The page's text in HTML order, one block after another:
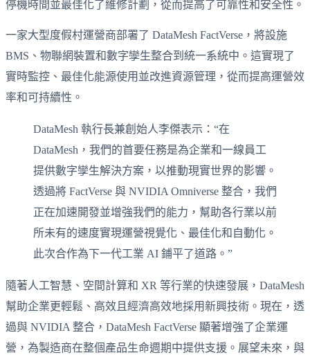
停機時間並最佳化了維修計劃，從而提高了可靠性和安全性。
一家大型度假村運營商部署了 DataMesh FactVerse，將設施
BMS、物聯網裝置和數字孿生整合到統一系統中。這實現了
實時監控、最佳化能源使用並改進資源管理，從而提高運營效
率和可持續性。
DataMesh 執行長兼創始人李傑表示：“在
DataMesh，我們的首要任務是為企業和一線員工
提供數字孿生解決方案，以推動現實世界的影響。
透過將 FactVerse 與 NVIDIA Omniverse 整合，我們
正在加速開發並增強我們的能力，幫助各行業以前
所未有的速度實現運營視覺化、最佳化和自動化。
此次合作為下一代工業 AI 鋪平了道路。”
隨著人工智慧、空間計算和 XR 等行業的快速發展，DataMesh
幫助企業更輕鬆、高效且經濟高效地採用新興技術。現在，透
過與 NVIDIA 整合，DataMesh FactVerse 顯著增強了企業運
營，為製造商在整個產品生命週期中提供支援。展望未來，與